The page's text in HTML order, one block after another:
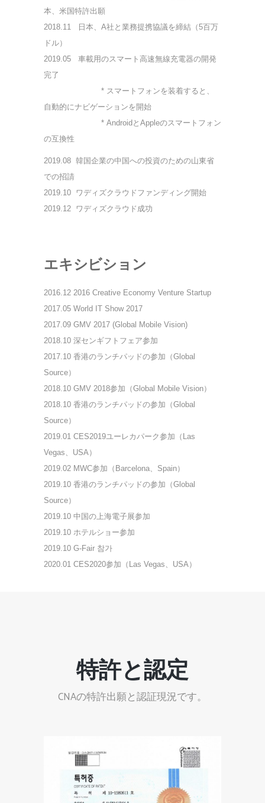
本、米国特許出願
2018.11 日本、A社と業務提携協議を締結（5百万
ドル）
2019.05
車載用のスマート高速無線充電器の開発
完了
* スマートフォンを装着すると、
自動的にナビゲーションを開始
* AndroidとAppleのスマートフォン
の互換性
2019.08 韓国企業の中国への投資のための山東省
での招請
2019.10 ワディズクラウドファンディング開始
2019.12 ワディズクラウド成功
エキシビション
2016.12 2016 Creative Economy Venture Startup
2017.05 World IT Show 2017
2017.09 GMV 2017 (Global Mobile Vision)
2018.10 深センギフトフェア参加
2017.10 香港のランチパッドの参加（Global
Source）
2018.10 GMV 2018参加（Global Mobile Vision）
2018.10 香港のランチパッドの参加（Global
Source）
2019.01 CES2019ユーレカパーク参加（Las
Vegas、USA）
2019.02 MWC参加（Barcelona、Spain）
2019 .10 香港のランチパッドの参加（Global
Source）
2019 .10 中国の上海電子展参加
2019.10 ホテルショー参加
2019.10 G-Fair 참가
2020.01 CES2020参加（Las Vegas、USA）
特許と認定
CNAの特許出願と認証現況です。